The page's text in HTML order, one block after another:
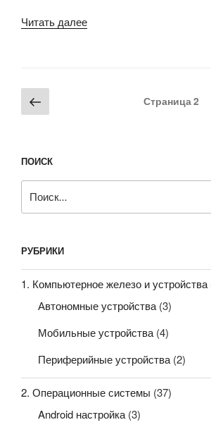
Читать далее«Азы
Пагинация
записей
Предыдущая
страница
Страница2
ПОИСК
РУБРИКИ
1. Компьютерное железо и устройства
Автономные устройства (3)
Мобильные устройства (4)
Периферийные устройства (2)
2. Операционные системы (37)
Android настройка (3)